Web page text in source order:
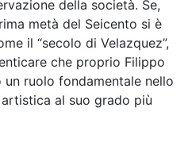
della società. Se,
metà del Seicento si è
il “secolo di Velazquez”,
che proprio Filippo
ruolo fondamentale nello
artistica al suo grado più